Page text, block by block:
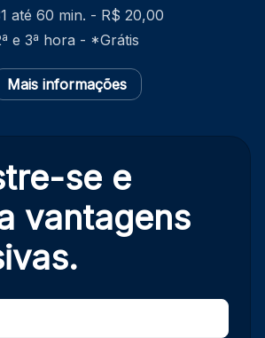
até 60 min. - R$ 20,00
e 3ª hora - *Grátis
Mais informações
se e
vantagens